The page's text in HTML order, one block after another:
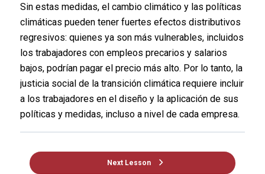
Sin estas medidas, el cambio climático y las políticas
climáticas pueden tener fuertes efectos distributivos
regresivos: quienes ya son más vulnerables, incluidos
los trabajadores con empleos precarios y salarios
bajos, podrían pagar el precio más alto. Por lo tanto, la
justicia social de la transición climática requiere incluir
a los trabajadores en el diseño y la aplicación de sus
políticas y medidas, incluso a nivel de cada empresa.
Next Lesson